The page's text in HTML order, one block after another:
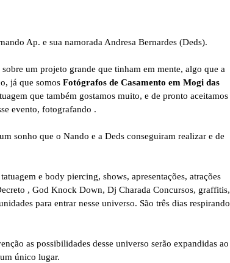
Ap. e sua namorada Andresa Bernardes (Deds).
um projeto grande que tinham em mente, algo que a
já que somos Fotógrafos de Casamento em Mogi das
que também gostamos muito, e de pronto aceitamos
evento, fotografando .
sonho que o Nando e a Deds conseguiram realizar e de
e body piercing, shows, apresentações, atrações
, God Knock Down, Dj Charada Concursos, graffitis,
para entrar nesse universo. São três dias respirando
as possibilidades desse universo serão expandidas ao
único lugar.